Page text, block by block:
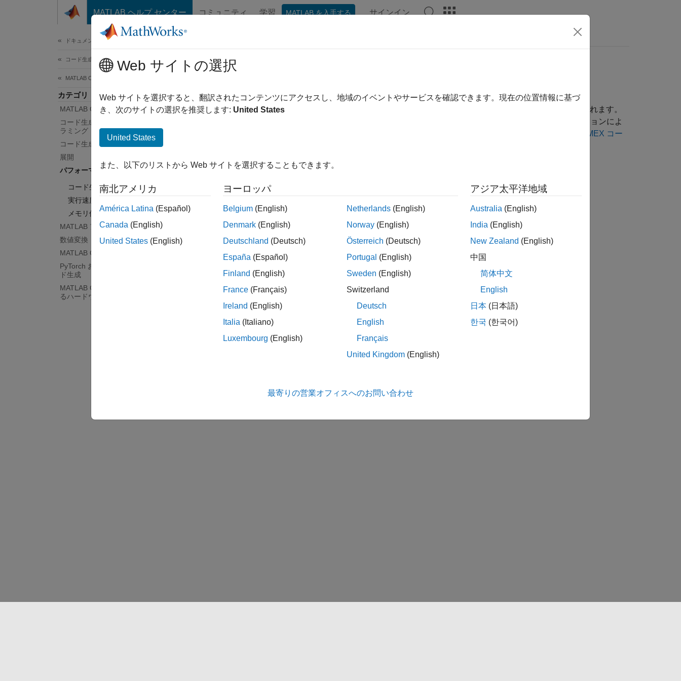
コンテンツへスキップ
MATLAB ヘルプ センター コミュニティ 学習 MATLAB を入手する サインイン
ドキュメンテーションのホーム
コード生成
MATLAB Coder
カテゴリ
MATLAB Coder 入門
コード生成のための MATLAB プログ
ラミング
コード生成
展開
パフォーマンス
コード生成時間
実行速度
メモリ使用量
MATLAB アルゴリズムの高速化
数値変換
MATLAB Coder を使用した深層学習
PyTorch および LiteRT モデルのコー
ド生成
MATLAB Coder でサポートされてい
るハードウェア
パフォーマンス
コード生成時間の短縮、実行速度の改善、生成されたコードのメモリ使用量の削減
パフォーマンスの対象には、コード生成に要する時間、生成されたコードの実行速度、メモリ使用量が含まれます。
コードとコード生成設定の調整は、目的やアプリケーションによ
生成された C/C++ および MEX コー
カテゴリ
コード生成時間
コード生成時間の削減
実行速度
生成した C/C++ コードが使用する RAM、ROM およびスタック領域の削減
この情報は役に立ちましたか？
Web サイトの選択
Web サイトを選択すると、翻訳されたコンテンツにアクセスし、地域のイベントやサービスを確認できます。現在の位置情報に基づ
き、次のサイトの選択を推奨します: United States
United States
また、以下のリストから Web サイトを選択することもできます。
南北アメリカ
América Latina (Español)
Canada (English)
United States (English)
ヨーロッパ
Belgium (English)
Denmark (English)
Deutschland (Deutsch)
España (Español)
Finland (English)
France (Français)
Ireland (English)
Italia (Italiano)
Luxembourg (English)
Netherlands (English)
Norway (English)
Österreich (Deutsch)
Portugal (English)
Sweden (English)
Switzerland
Deutsch
English
Français
United Kingdom (English)
アジア太平洋地域
Australia (English)
India (English)
New Zealand (English)
中国
简体中文
English
日本 (日本語)
한국 (한국어)
最寄りの営業オフィスへのお問い合わせ